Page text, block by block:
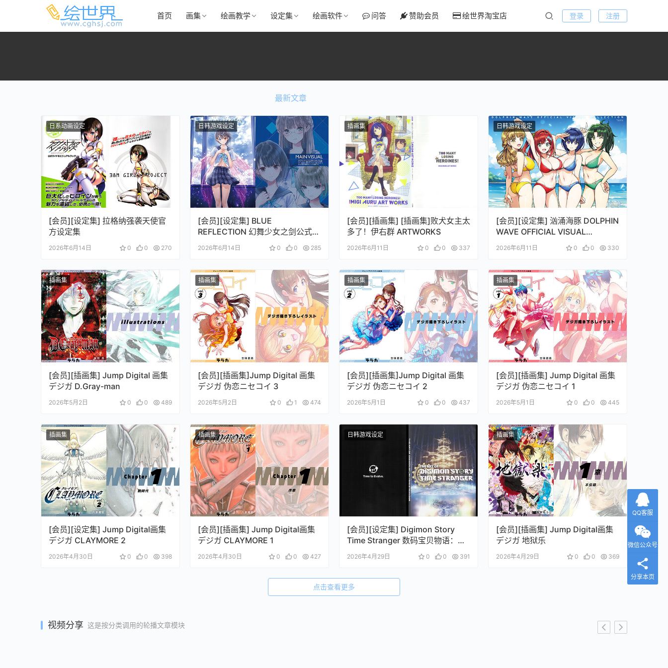
首页 画集 绘画教学 设定集 绘画软件 问答 赞助会员 绘世界淘宝店 登录 注册
最新文章
日系动画设定
[会员][设定集] 拉格纳强袭天使官
方设定集
2026年6月14日 0 0 270
日韩游戏设定
[会员][设定集] BLUE
REFLECTION 幻舞少女之剑公式ビ
ジュアルコレクション (電撃の攻
略本)
2026年6月14日 0 0 285
插画集
[会员][插画集] [插画集]败犬女主太
多了！伊右群 ARTWORKS
2026年6月11日 0 0 337
日韩游戏设定
[会员][设定集] 汹涌海豚 DOLPHIN
WAVE OFFICIAL VISUAL
COLLECTION
2026年6月11日 0 0 330
插画集
[会员][插画集] Jump Digital 画集
デジガ D.Gray-man
2026年5月2日 0 0 489
插画集
[会员][插画集]Jump Digital 画集
デジガ 伪恋ニセコイ 3
2026年5月2日 0 1 474
插画集
[会员][插画集]Jump Digital 画集
デジガ 伪恋ニセコイ 2
2026年5月1日 0 0 437
插画集
[会员][插画集] Jump Digital 画集
デジガ 伪恋ニセコイ 1
2026年5月1日 0 0 445
插画集
[会员][设定集] Jump Digital画集
デジガ CLAYMORE 2
2026年4月30日 0 0 398
插画集
[会员][插画集] Jump Digital画集
デジガ CLAYMORE 1
2026年4月30日 0 0 427
日韩游戏设定
[会员][设定集] Digimon Story
Time Stranger 数码宝贝物语：时
空异客
2026年4月29日 0 0 391
插画集
[会员][插画集] Jump Digital画集
デジガ 地狱乐
2026年4月29日 0 0 369
点击查看更多
视频分享 这是按分类调用的轮播文章模块
QQ客服
微信公众号
分享本页